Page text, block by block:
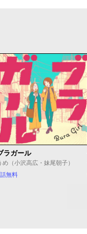
ラガール
め（小沢高広・妹尾朝子）
無料